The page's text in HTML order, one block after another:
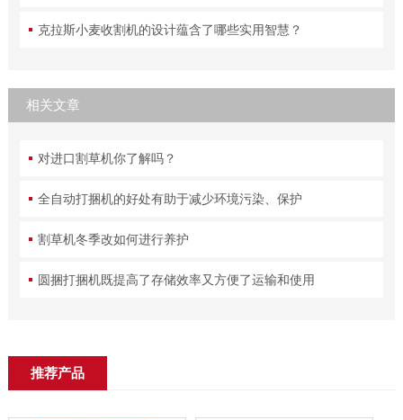
克拉斯小麦收割机的设计蕴含了哪些实用智慧？
相关文章
对进口割草机你了解吗？
全自动打捆机的好处有助于减少环境污染、保护
割草机冬季改如何进行养护
圆捆打捆机既提高了存储效率又方便了运输和使用
推荐产品